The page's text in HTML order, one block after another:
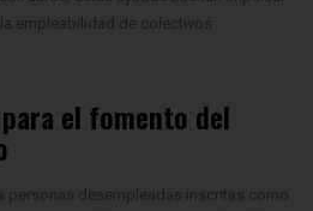
empleabilidad de colectivos
el fomento del
personas desempleadas inscritas como